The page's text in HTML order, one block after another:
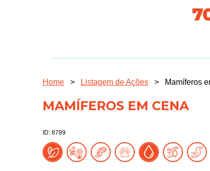
Home > Listagem de Ações > Mamíferos
MAMÍFEROS EM CENA
ID: 8789